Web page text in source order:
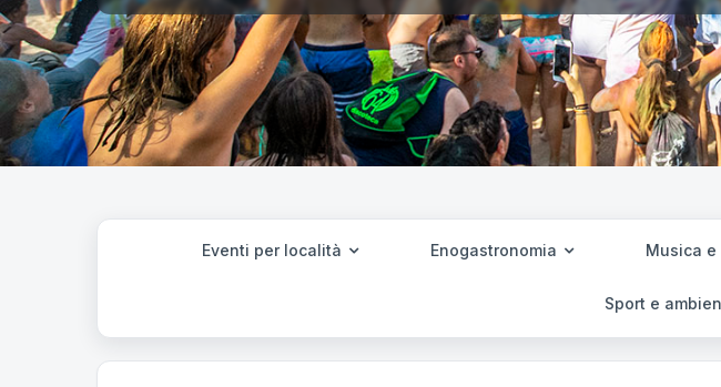
Eventi per località Enogastronomia Musica
Sport e